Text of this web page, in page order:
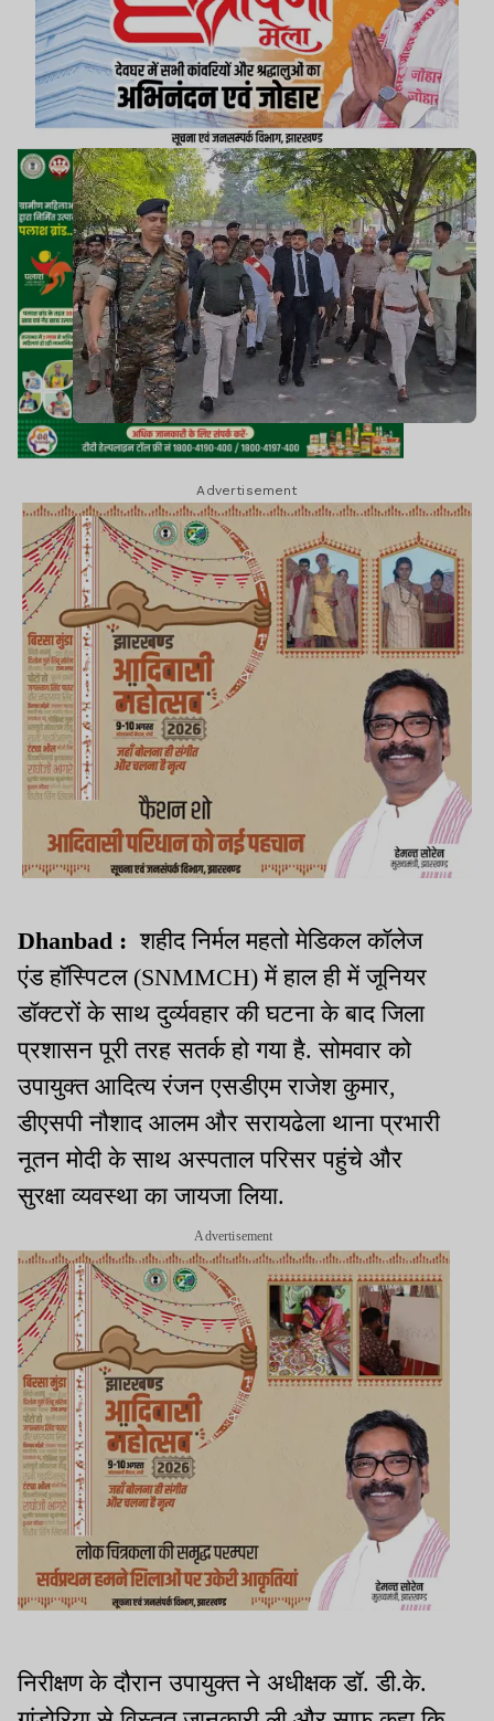
Advertisement
Dhanbad : शहीद निर्मल महतो मेडिकल कॉलेज
एंड हॉस्पिटल (SNMMCH) में हाल ही में जूनियर
डॉक्टरों के साथ दुर्व्यवहार की घटना के बाद जिला
प्रशासन पूरी तरह सतर्क हो गया है. सोमवार को
उपायुक्त आदित्य रंजन एसडीएम राजेश कुमार,
डीएसपी नौशाद आलम और सरायढेला थाना प्रभारी
नूतन मोदी के साथ अस्पताल परिसर पहुंचे और
सुरक्षा व्यवस्था का जायजा लिया.
Advertisement
निरीक्षण के दौरान उपायुक्त ने अधीक्षक डॉ. डी.के.